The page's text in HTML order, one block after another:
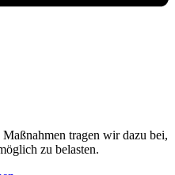
tragen wir dazu bei,
zu belasten.